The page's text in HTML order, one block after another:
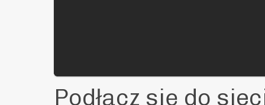
Podłącz się do